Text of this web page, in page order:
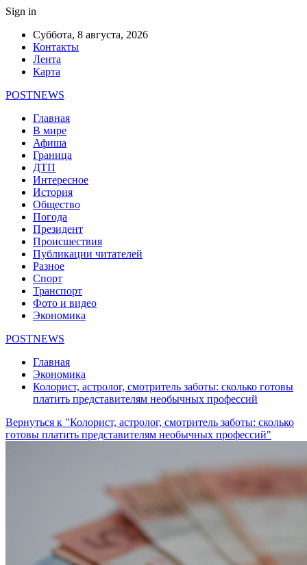
Sign in
Суббота, 8 августа, 2026
Контакты
Лента
Карта
POSTNEWS
Главная
В мире
Афиша
Граница
ДТП
Интересное
История
Общество
Погода
Президент
Происшествия
Публикации читателей
Разное
Спорт
Транспорт
Фото и видео
Экономика
POSTNEWS
Главная
Экономика
Колорист, астролог, смотритель заботы: сколько готовы
платить представителям необычных профессий
Вернуться к "Колорист, астролог, смотритель заботы: сколько
готовы платить представителям необычных профессий"